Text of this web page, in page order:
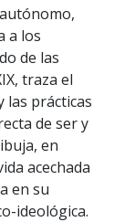
a los
de las
traza el
las prácticas
de ser y
en
acechada
en su
ideológica.